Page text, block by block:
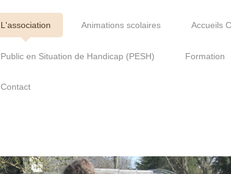
L'association Animations scolaires Accueils
Public en Situation de Handicap (PESH) Formation
Contact